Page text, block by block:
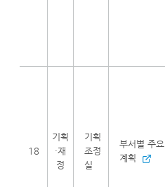
18
기획
·재
정
기획
조정
실
부서별 주요
계획